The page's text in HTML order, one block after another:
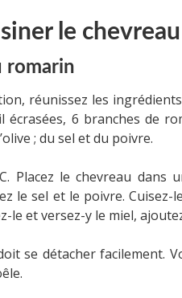
le chevreau
romarin
réunissez les
écrasées, 6 branches de
; du sel et du poivre.
Placez le chevreau dans
le sel et le poivre.
le et versez-y le miel,
se détacher facilement.